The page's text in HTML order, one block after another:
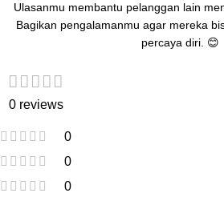
Ulasanmu membantu pelanggan lain
Bagikan pengalamanmu agar mereka
percaya diri. 😊
0 reviews
0
0
0